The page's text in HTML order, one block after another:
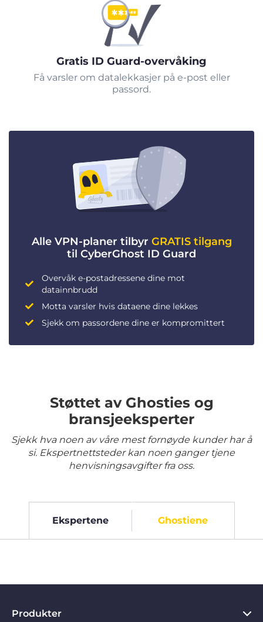
Gratis ID Guard-overvåking
Få varsler om datalekkasjer på e-post eller
passord.
Alle VPN-planer tilbyr GRATIS tilgang
til CyberGhost ID Guard
Overvåk e-postadressene dine mot
datainnbrudd
Motta varsler hvis dataene dine lekkes
Sjekk om passordene dine er kompromittert
Støttet av Ghosties og
bransjeeksperter
Sjekk hva noen av våre mest fornøyde kunder har å
si. Ekspertnettsteder kan noen ganger tjene
henvisningsavgifter fra oss.
Ekspertene Ghostiene
Produkter